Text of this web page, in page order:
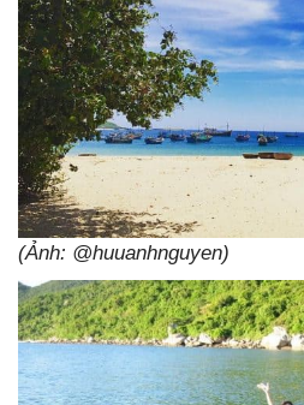
(Ảnh: @huuanhnguyen)